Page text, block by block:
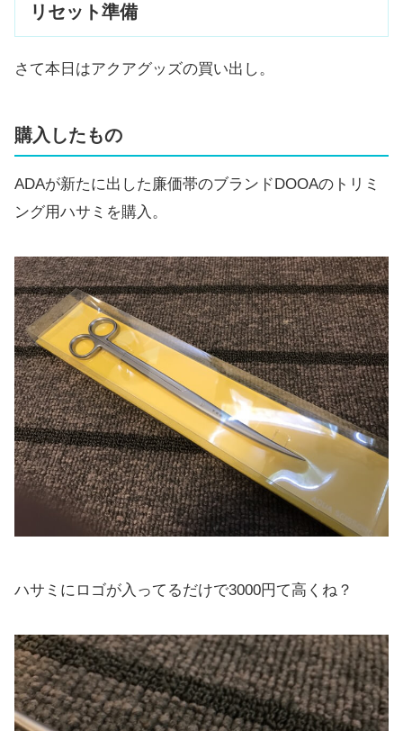
リセット準備
さて本日はアクアグッズの買い出し。
購入したもの
ADAが新たに出した廉価帯のブランドDOOAのトリミ
ング用ハサミを購入。
ハサミにロゴが入ってるだけで3000円て高くね？